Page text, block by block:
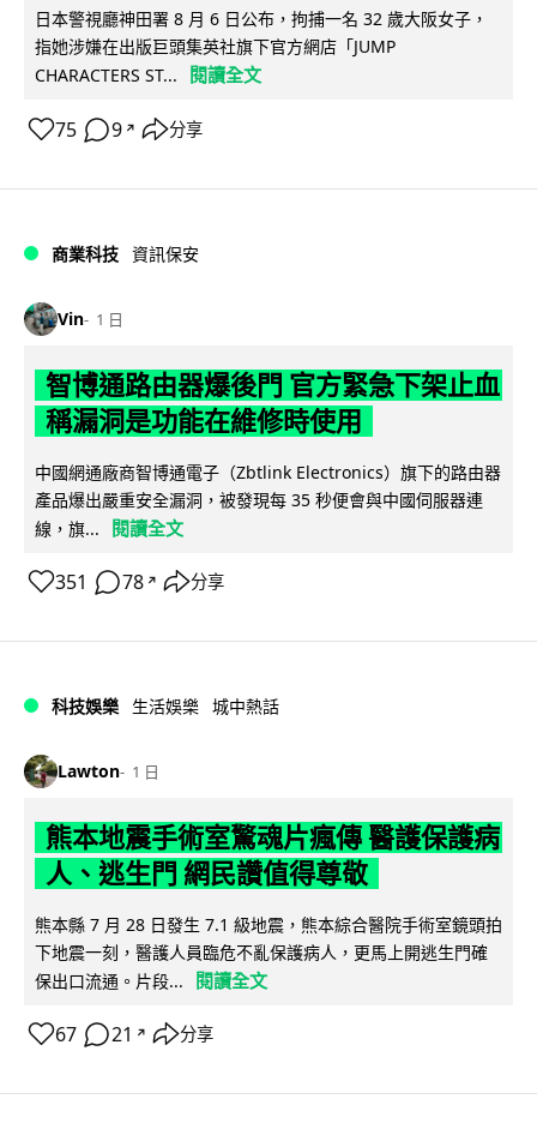
日本警視廳神田署 8 月 6 日公布，拘捕一名 32 歲大阪女子，
指她涉嫌在出版巨頭集英社旗下官方網店「JUMP
CHARACTERS ST...
閱讀全文
75 9 ↗ 分享
商業科技 資訊保安
Vin 1 日
智博通路由器爆後門 官方緊急下架止血
稱漏洞是功能在維修時使用
中國網通廠商智博通電子（Zbtlink Electronics）旗下的路由器
產品爆出嚴重安全漏洞，被發現每 35 秒便會與中國伺服器連
線，旗...
閱讀全文
351 78 ↗ 分享
科技娛樂 生活娛樂 城中熱話
Lawton 1 日
熊本地震手術室驚魂片瘋傳 醫護保護病
人、逃生門 網民讚值得尊敬
熊本縣 7 月 28 日發生 7.1 級地震，熊本綜合醫院手術室鏡頭拍
下地震一刻，醫護人員臨危不亂保護病人，更馬上開逃生門確
保出口流通。片段...
閱讀全文
67 21 ↗ 分享